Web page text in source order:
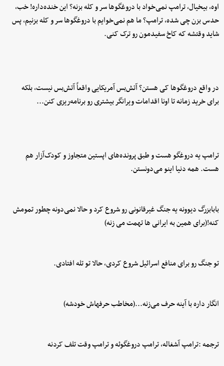
اوه، بیخیال، ترامپ نمی‌خواد با دروغگوها سر و کله بزنه؟ این خنده‌داره! خب،
حدس بزن چی شده، ترامپ؟ ما هم نمی‌خوایم با دروغگوها سر و کله بزنیم، پس
شاید وقتشه که کاخ سفیدمون رو ترک کنی.
در واقع دروغگوها کی هستن؟ آتش‌بس آمریکایی واقعاً آتش‌بس نیست، بلکه
برای خرید زمانه تا اونا اقدامات ویرانگر بیشتری رو برنامه‌ریزی کنن...
ترامپ یه دروغگو هست و طبق پرونده‌های اپستین متجاوز و کودک‌آزار هم
هست. همه دنیا اینو می‌دونستن.
بابابزرگ دیوونه یه جنگ غیرقانونی رو شروع کرد و حالا نمی‌دونه چطور تمومش
کنه!(برای همین به ایرانی ها تهمت می زنه)
تو جنگ رو برای منافع اسرائیل شروع کردی، حالا تو تله افتادی.
انگار داره با آینه حرف می‌زنه...(مخاطب حرفهاش خودشه)
ترجمه :ترامپ آشغاله،‌ ترامپ دروغگوئه و ترامپ وقت تلف کردنه